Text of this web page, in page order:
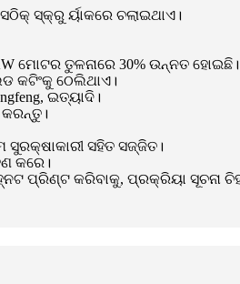
ସ୍କ୍ରୁ ର୍ୟାକରେ ଚଲାଇଥାଏ।
ମୋଟର ତୁଳନାରେ 30% ଉନ୍ନତ ହୋଇଛି।
କଟିଂକୁ ଠେଲିଥାଏ।
ଇତ୍ୟାଦି।
କରନ୍ତୁ।
ସହିତ ସଜ୍ଜିତ।
କରେ।
ପ୍ରିଣ୍ଟ କରିବାକୁ, ପ୍ରକ୍ରିୟା ସୂଚନା